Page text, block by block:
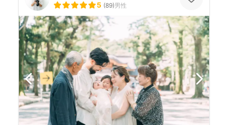
5 (89)男性